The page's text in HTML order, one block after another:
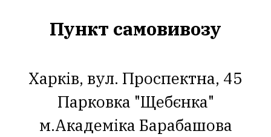
Пункт самовивозу
Харків, вул. Проспектна, 45
Парковка "Щебєнка"
м.Академіка Барабашова